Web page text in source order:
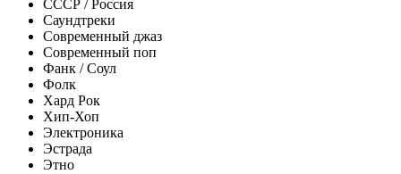
СССР / Россия
Саундтреки
Современный джаз
Современный поп
Фанк / Соул
Фолк
Хард Рок
Хип-Хоп
Электроника
Эстрада
Этно